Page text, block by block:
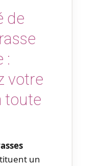
de
:
votre
toute
un